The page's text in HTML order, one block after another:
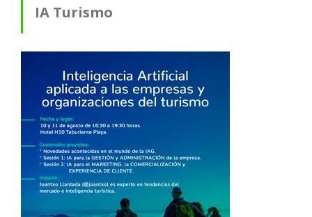
IA Turismo